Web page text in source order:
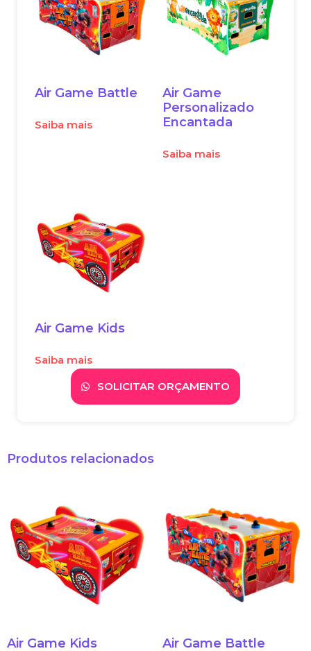
Air Game Battle
Saiba mais
Air Game
Personalizado
Encantada
Saiba mais
Air Game Kids
Saiba mais
SOLICITAR ORÇAMENTO
Produtos relacionados
Air Game Kids Air Game Battle